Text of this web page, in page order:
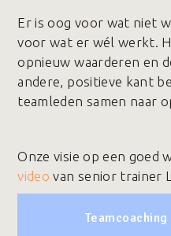
Er is oog voor wat niet
voor wat er wél werkt.
opnieuw waarderen en
andere, positieve kant
teamleden samen naar
Onze visie op een goed
video van senior trainer